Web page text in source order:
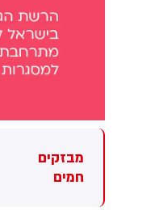
מבזקים
חמים
הירשמן: חשיפה: אלי ישי
חזרה לפוליטיקה. ישי
מגעים רציניים עם המפלגה